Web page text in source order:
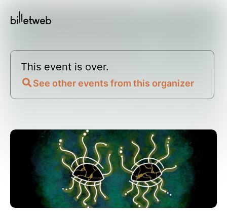
This event is over.
See other events from this organizer